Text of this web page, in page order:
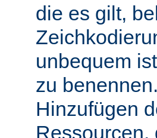
die es gilt,
unbequem
zu
Hinzufügen
Ressourcen,